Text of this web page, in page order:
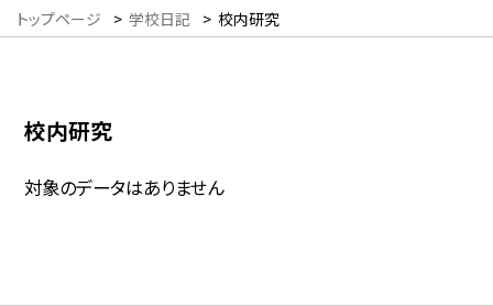
トップページ > 学校日記 > 校内研究
校内研究
対象のデータはありません